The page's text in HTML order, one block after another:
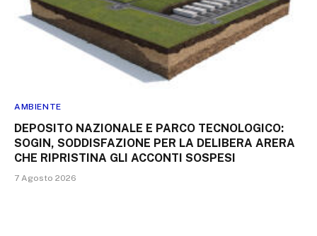
AMBIENTE
DEPOSITO NAZIONALE E PARCO TECNOLOGICO:
SOGIN, SODDISFAZIONE PER LA DELIBERA ARERA
CHE RIPRISTINA GLI ACCONTI SOSPESI
7 Agosto 2026